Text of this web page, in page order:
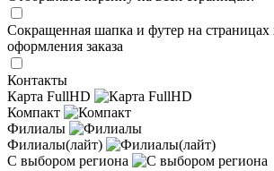
Сокращенная шапка и футер на страницах
оформления заказа
Контакты
Карта FullHD
Компакт
Филиалы
Филиалы(лайт)
С выбором региона